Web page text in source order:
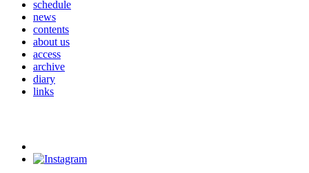
schedule
news
contents
about us
access
archive
diary
links